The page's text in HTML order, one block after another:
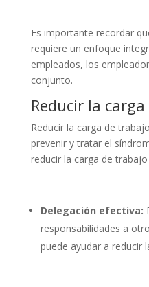
Es importante recordar
requiere un enfoque
empleados, los
conjunto.
Reducir la
Reducir la carga de
prevenir y tratar el
reducir la carga de trabajo
Delegación efectiva:
responsabilidades a
puede ayudar a reducir